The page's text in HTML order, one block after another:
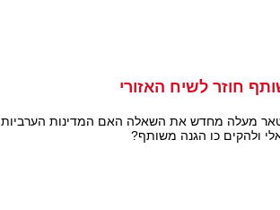
חוזר לשיח האזורי
מעלה מחדש את השאלה האם המדינות הערביות
ולהקים כו הגנה משותף?